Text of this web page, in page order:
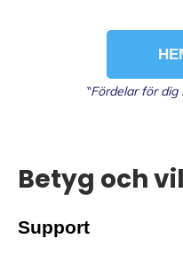
‶Fördelar för
Betyg och
Support